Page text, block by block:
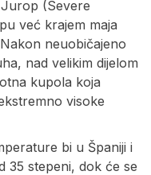
(Severe
već krajem maja
neuobičajeno
nad velikim dijelom
kupola koja
visoke
bi u Španiji i
35 stepeni, dok će se